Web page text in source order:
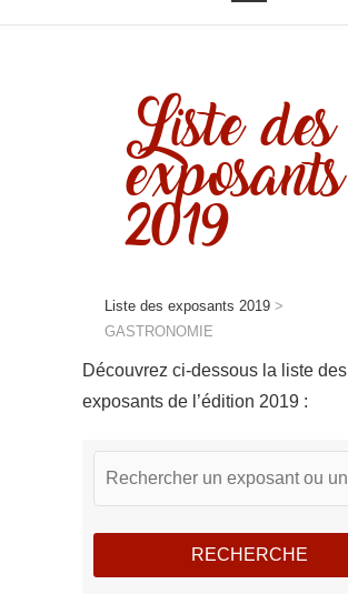
Liste des
exposants
2019
Liste des exposants 2019 >
GASTRONOMIE
Découvrez ci-dessous la liste des
exposants de l’édition 2019 :